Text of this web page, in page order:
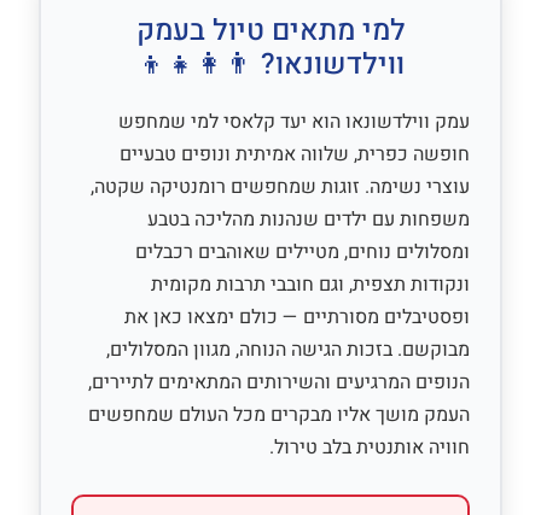
למי מתאים טיול בעמק
ווילדשונאו? 👨‍👩‍👧‍👦
עמק ווילדשונאו הוא יעד קלאסי למי שמחפש
חופשה כפרית, שלווה אמיתית ונופים טבעיים
עוצרי נשימה. זוגות שמחפשים רומנטיקה שקטה,
משפחות עם ילדים שנהנות מהליכה בטבע
ומסלולים נוחים, מטיילים שאוהבים רכבלים
ונקודות תצפית, וגם חובבי תרבות מקומית
ופסטיבלים מסורתיים — כולם ימצאו כאן את
מבוקשם. בזכות הגישה הנוחה, מגוון המסלולים,
הנופים המרגיעים והשירותים המתאימים לתיירים,
העמק מושך אליו מבקרים מכל העולם שמחפשים
חוויה אותנטית בלב טירול.